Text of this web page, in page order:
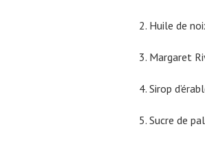
2. Huile de
3. Margaret
4. Sirop
5. Sucre de